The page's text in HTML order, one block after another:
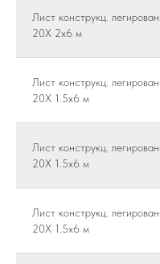
Лист конструкц.
20Х 2х6 м
Лист конструкц.
20Х 1.5х6 м
Лист конструкц.
20Х 1.5х6 м
Лист конструкц.
20Х 1.5х6 м